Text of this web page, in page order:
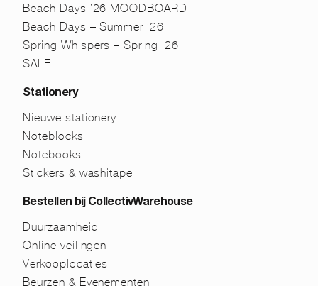
Beach Days ’26 MOODBOARD
Beach Days – Summer ’26
Spring Whispers – Spring ’26
SALE
Stationery
Nieuwe stationery
Noteblocks
Notebooks
Stickers & washitape
Bestellen bij CollectivWarehouse
Duurzaamheid
Online veilingen
Verkooplocaties
Beurzen & Evenementen